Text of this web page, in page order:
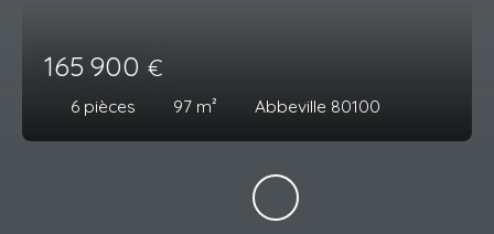
165 900 €
6 pièces 97 m² Abbeville 80100